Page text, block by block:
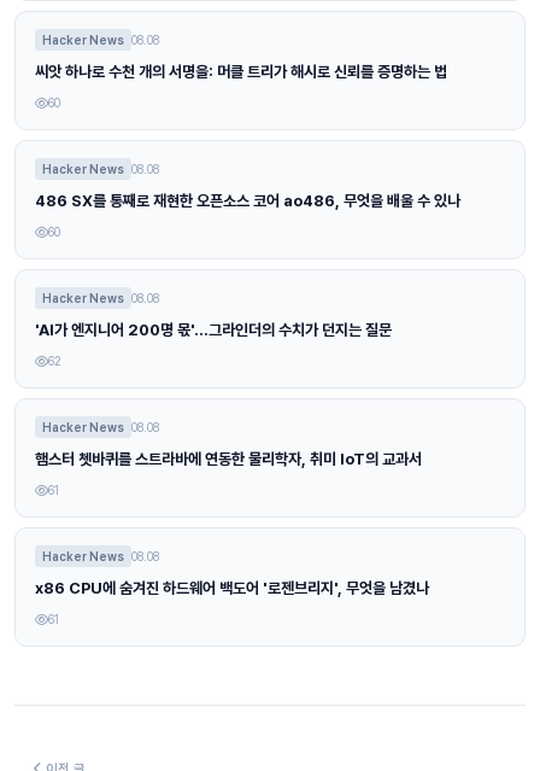
Hacker News 08.08
씨앗 하나로 수천 개의 서명을: 머클 트리가 해시로 신뢰를 증명하는 법
60
Hacker News 08.08
486 SX를 통째로 재현한 오픈소스 코어 ao486, 무엇을 배울 수 있나
60
Hacker News 08.08
'AI가 엔지니어 200명 몫'…그라인더의 수치가 던지는 질문
62
Hacker News 08.08
햄스터 쳇바퀴를 스트라바에 연동한 물리학자, 취미 IoT의 교과서
61
Hacker News 08.08
x86 CPU에 숨겨진 하드웨어 백도어 '로젠브리지', 무엇을 남겼나
61